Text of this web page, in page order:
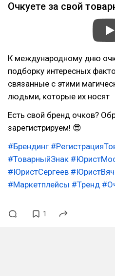
Очкуете за свой
К международному дню
подборку интересных
связанные с этими
людьми, которые их носят
Есть свой бренд очков?
зарегистрируем! 😎
#Брендинг
#ТоварныйЗнак
#ЮристСергеев
#Маркетплейсы #Тренд
1